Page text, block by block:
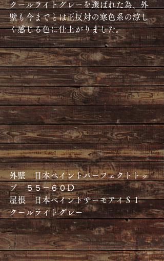
クールライトグレーを選ばれた為、外
壁も今までとは正反対の寒色系の涼し
く感じる色に仕上がりました。
外壁　日本ペイントパーフェクトトッ
プ　５５－６０Ｄ
屋根　日本ペイントサーモアイＳＩ
クールライトグレー